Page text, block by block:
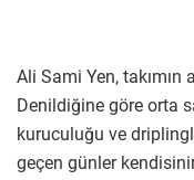
Ali Sami Yen, takımın
Denildiğine göre orta
kuruculuğu ve
geçen günler